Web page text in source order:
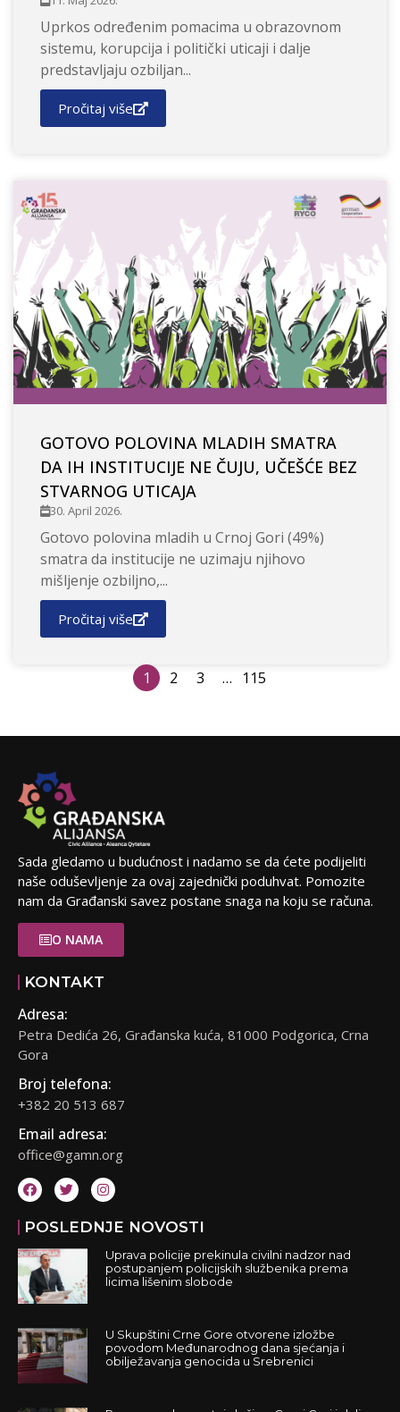
Uprkos određenim pomacima u obrazovnom
sistemu, korupcija i politički uticaji i dalje
predstavljaju ozbiljan...
Pročitaj više
GOTOVO POLOVINA MLADIH SMATRA
DA IH INSTITUCIJE NE ČUJU, UČEŠĆE BEZ
STVARNOG UTICAJA
30. April 2026.
Gotovo polovina mladih u Crnoj Gori (49%)
smatra da institucije ne uzimaju njihovo
mišljenje ozbiljno,...
Pročitaj više
1 2 3 … 115
Sada gledamo u budućnost i nadamo se da ćete podijeliti
naše oduševljenje za ovaj zajednički poduhvat. Pomozite
nam da Građanski savez postane snaga na koju se računa.
O NAMA
KONTAKT
Adresa:
Petra Dedića 26, Građanska kuća, 81000 Podgorica, Crna
Gora
Broj telefona:
+382 20 513 687
Email adresa:
office@gamn.org
POSLEDNJE NOVOSTI
Uprava policije prekinula civilni nadzor nad
postupanjem policijskih službenika prema
licima lišenim slobode
U Skupštini Crne Gore otvorene izložbe
povodom Međunarodnog dana sjećanja i
obilježavanja genocida u Srebrenici